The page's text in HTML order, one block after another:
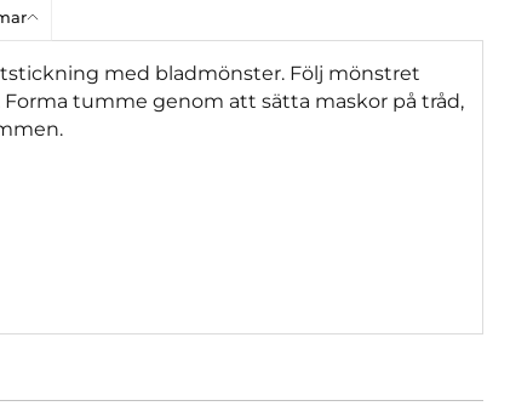
med bladmönster. Följ mönstret
tumme genom att sätta maskor på tråd,